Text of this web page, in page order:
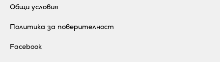
Общи условия
Политика за поверителност
Facebook